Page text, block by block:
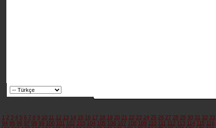
1 2 3 4 5 6 7 8 9 10 11 12 13 14 15 16 17 18 19 20 21 22 23 24 25 26 27 28 29 30 31 32 33
94 95 96 97 98 99 100 101 102 103 104 105 106 107 108 109 110 111 112 113 114 115 116